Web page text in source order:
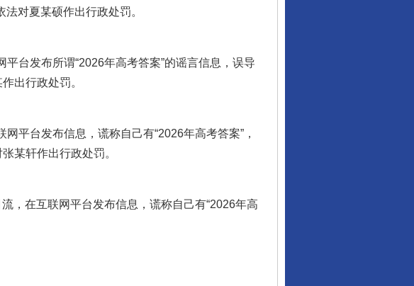
对夏某硕作出行政处罚。
台发布所谓“2026年高考答案”的谣言信息，误导
出行政处罚。
台发布信息，谎称自己有“2026年高考答案”，
某轩作出行政处罚。
在互联网平台发布信息，谎称自己有“2026年高
..